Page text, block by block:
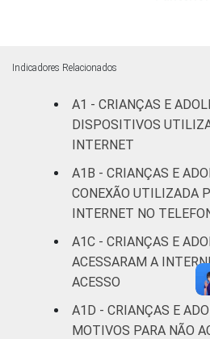
FAIXA ETÁRIA
DA CRIANÇA
OU DO
ADOLESCENTE
De 9
De 11
De
Indicadores Relacionados
A1 - CRIANÇAS E
DISPOSITIVOS
INTERNET
A1B - CRIANÇAS E
CONEXÃO UTILIZADA
INTERNET NO
A1C - CRIANÇAS E
ACESSARAM A
ACESSO
A1D - CRIANÇAS E
MOTIVOS PARA NÃO